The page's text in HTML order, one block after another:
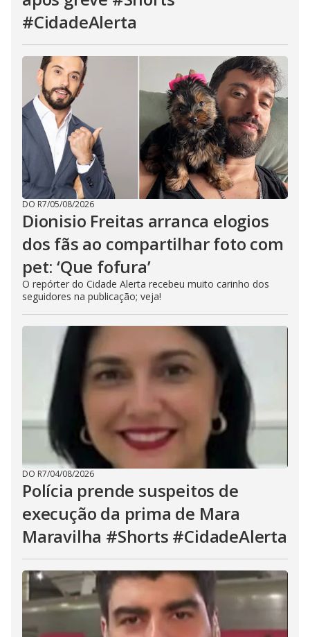
#CidadeAlerta
DO R7/05/08/2026
Dionisio Freitas arranca elogios
dos fãs ao compartilhar foto com
pet: ‘Que fofura’
O repórter do Cidade Alerta recebeu muito carinho dos
seguidores na publicação; veja!
DO R7/04/08/2026
Polícia prende suspeitos de
execução da prima de Mara
Maravilha #Shorts #CidadeAlerta